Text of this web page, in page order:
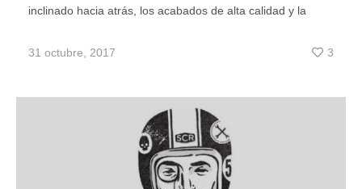
inclinado hacia atrás, los acabados de alta calidad y la
31 octubre, 2017 3